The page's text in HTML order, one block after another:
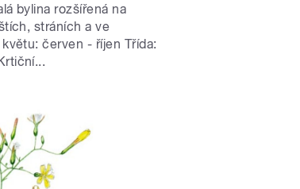
bylina rozšířená na
stráních a ve
červen - říjen Třída: